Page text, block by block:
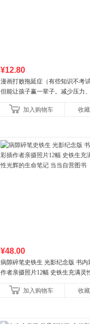
¥12.80
漫画打败拖延症（有些知识不考
但能让孩子赢一辈子。减少压力
合“小行动”触发大脑行动开
加入购物车 收藏
¥48.00
病隙碎笔史铁生 光影纪念版 书内
作者亲摄照片12幅 史铁生充满灵
加入购物车
收藏